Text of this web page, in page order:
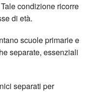
condizione ricorre
di età.
scuole primarie e
separate, essenziali
separati per